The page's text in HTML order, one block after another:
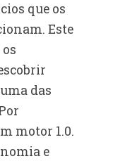
que os
Este
das
motor 1.0.
e